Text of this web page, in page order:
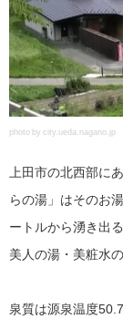
photo by city.ueda.nagano.jp
上田市の北西部に
らの湯」はそのお
ートルから湧き出
美人の湯・美粧水
泉質は源泉温度